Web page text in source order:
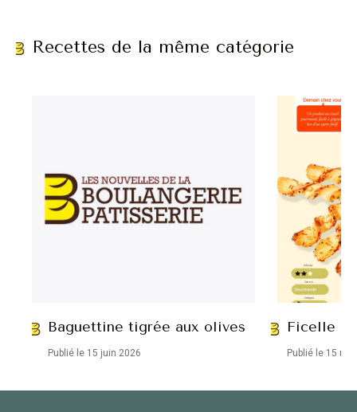
Recettes de la même catégorie
Baguettine tigrée aux olives
Publié le 15 juin 2026
Ficelle
Publié le 15